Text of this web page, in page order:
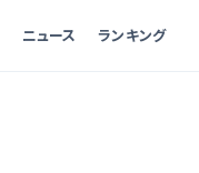
ニュース ランキング